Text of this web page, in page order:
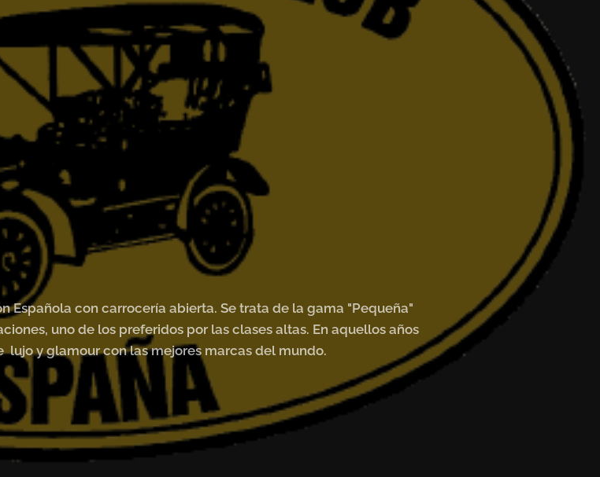
Española con carrocería abierta. Se trata de la gama "Pequeña"
uno de los preferidos por las clases altas. En aquellos años
y glamour con las mejores marcas del mundo.